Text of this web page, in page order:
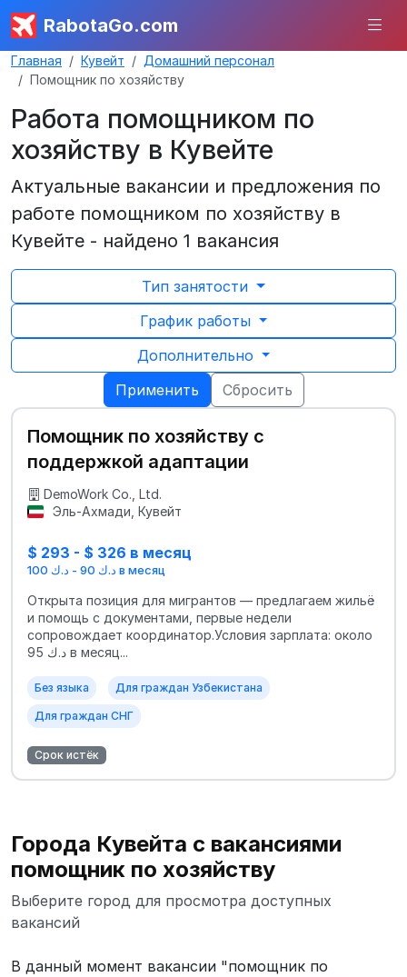
RabotaGo.com
Главная Кувейт
Домашний персонал
Помощник по хозяйству
Работа помощником по
хозяйству в Кувейте
Актуальные вакансии и предложения по
работе помощником по хозяйству в
Кувейте - найдено 1 вакансия
Тип занятости
График работы
Дополнительно
Применить
Сбросить
Помощник по хозяйству с
поддержкой адаптации
DemoWork Co., Ltd.
Эль-Ахмади, Кувейт
$ 293 - $ 326 в месяц
د.ك 90 - د.ك 100 в месяц
Открыта позиция для мигрантов — предлагаем жильё
и помощь с документами, первые недели
сопровождает координатор.Условия зарплата: около
95 د.ك в месяц...
Без языка Для граждан Узбекистана
Для граждан СНГ
Срок истёк
Города Кувейта с вакансиями
помощник по хозяйству
Выберите город для просмотра доступных
вакансий
В данный момент вакансии "помощник по